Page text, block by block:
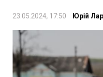
23.05.2024, 17:50 Юрій